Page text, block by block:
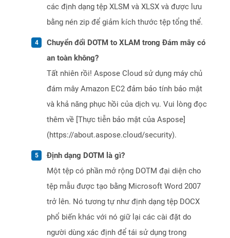
các định dạng tệp XLSM và XLSX và được lưu
bằng nén zip để giảm kích thước tệp tổng thể.
Chuyển đổi DOTM to XLAM trong Đám mây có
an toàn không?
Tất nhiên rồi! Aspose Cloud sử dụng máy chủ
đám mây Amazon EC2 đảm bảo tính bảo mật
và khả năng phục hồi của dịch vụ. Vui lòng đọc
thêm về [Thực tiễn bảo mật của Aspose]
(https://about.aspose.cloud/security).
Định dạng DOTM là gì?
Một tệp có phần mở rộng DOTM đại diện cho
tệp mẫu được tạo bằng Microsoft Word 2007
trở lên. Nó tương tự như định dạng tệp DOCX
phổ biến khác với nó giữ lại các cài đặt do
người dùng xác định để tái sử dụng trong